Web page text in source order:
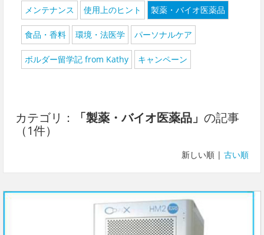
メンテナンス 使用上のヒント 製薬・バイオ医薬品
食品・香料 環境・法医学 パーソナルケア
ボルダー留学記 from Kathy キャンペーン
カテゴリ： 「製薬・バイオ医薬品」 の記事
（1件）
新しい順 | 古い順